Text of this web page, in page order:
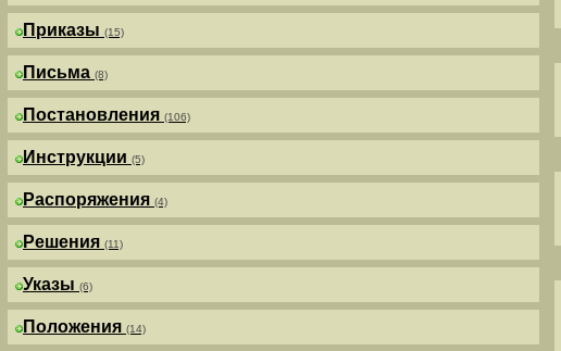
Приказы (15)
Письма (8)
Постановления (106)
Инструкции (5)
Распоряжения (4)
Решения (11)
Указы (6)
Положения (14)